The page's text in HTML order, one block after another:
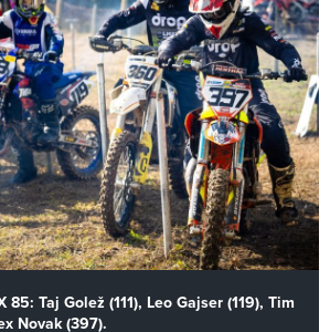
Taj Golež (111), Leo Gajser (119), Tim
Novak (397).